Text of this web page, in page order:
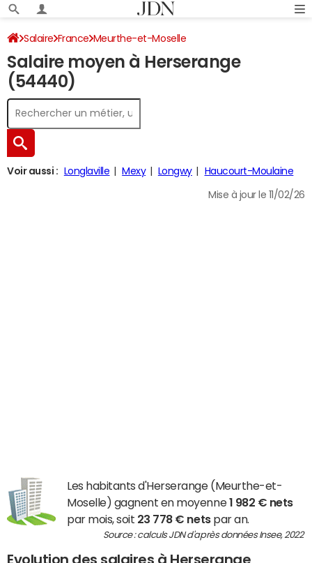
Salaire France Meurthe-et-Moselle
Salaire moyen à Herserange
(54440)
Voir aussi : Longlaville Mexy Longwy Haucourt-Moulaine
Mise à jour le 11/02/26
Les habitants d'Herserange (Meurthe-et-
Moselle) gagnent en moyenne1 982 € nets
par mois, soit 23 778 € netspar an.
Source : calculs JDN d'après données Insee, 2022
Evolution des salaires à Herserange